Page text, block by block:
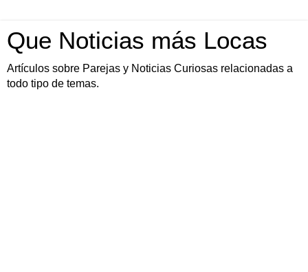
Que Noticias más Locas
Artículos sobre Parejas y Noticias Curiosas relacionadas a
todo tipo de temas.